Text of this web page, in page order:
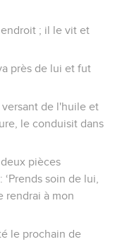
; il le vit et
près de lui et fut
versant de l'huile et
le conduisit dans
pièces
soin de lui,
rendrai à mon
le prochain de